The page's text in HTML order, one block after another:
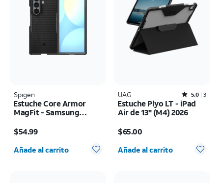
Spigen
Estuche Core Armor
MagFit - Samsung
$54.99
Cantidad seleccionada: 0
Añade al carrito
UAG Rated5out of 5 stars with3reviews
5.0 3
Estuche Plyo LT - iPad
Air de 13" (M4) 2026
$65.00
Cantidad seleccionada: 0
Añade al carrito